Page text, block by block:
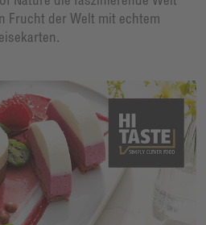
Frucht der Welt mit echtem